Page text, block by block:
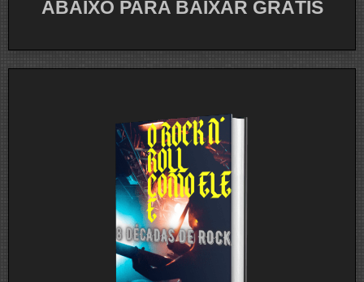
ABAIXO PARA BAIXAR GRÁTIS